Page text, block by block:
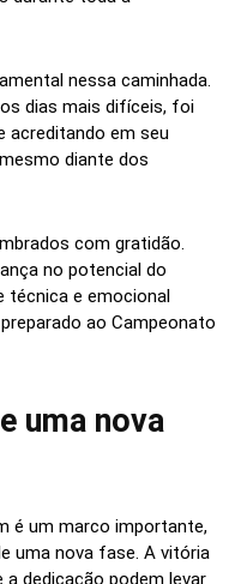
nessa caminhada.
dias mais difíceis, foi
acreditando em seu
diante dos
com gratidão.
no potencial do
técnica e emocional
ao Campeonato
uma nova
é um marco importante,
uma nova fase. A vitória
dedicação podem levar